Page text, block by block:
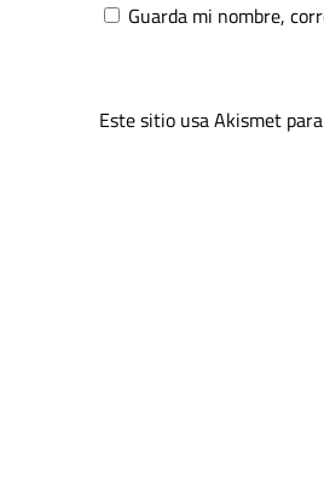
Guarda mi nombre,
Este sitio usa Akismet